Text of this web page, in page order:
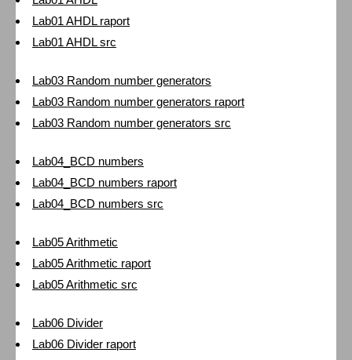
Lab01 AHDL raport
Lab01 AHDL src
Lab03 Random number generators
Lab03 Random number generators raport
Lab03 Random number generators src
Lab04_BCD numbers
Lab04_BCD numbers raport
Lab04_BCD numbers src
Lab05 Arithmetic
Lab05 Arithmetic raport
Lab05 Arithmetic src
Lab06 Divider
Lab06 Divider raport